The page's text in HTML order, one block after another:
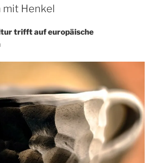
mit Henkel
trifft auf europäische